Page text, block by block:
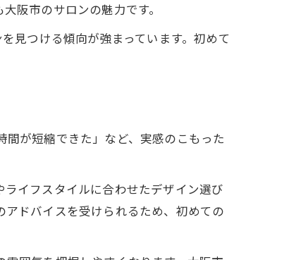
阪市のサロンの魅力です。
見つける傾向が強まっています。初めて
が短縮できた」など、実感のこもった
イフスタイルに合わせたデザイン選び
ドバイスを受けられるため、初めての